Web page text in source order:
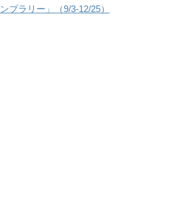
プラリー」（9/3-12/25）